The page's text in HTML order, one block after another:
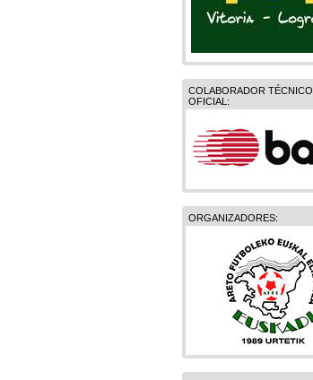
COLABORADOR TÉCNICO
OFICIAL:
ORGANIZADORES: